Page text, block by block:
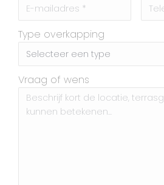
Type overkapping
Vraag of wens